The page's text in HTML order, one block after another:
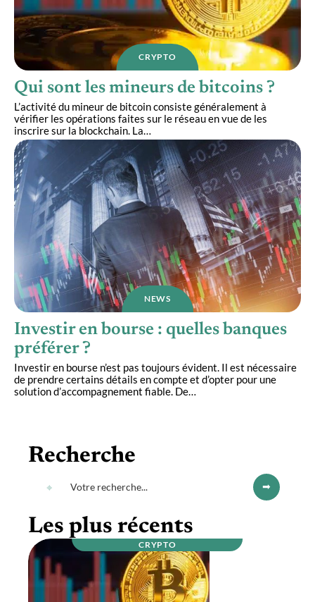
CRYPTO
Qui sont les mineurs de bitcoins ?
L’activité du mineur de bitcoin consiste généralement à
vérifier les opérations faites sur le réseau en vue de les
inscrire sur la blockchain. La…
NEWS
Investir en bourse : quelles banques
préférer ?
Investir en bourse n’est pas toujours évident. Il est nécessaire
de prendre certains détails en compte et d’opter pour une
solution d’accompagnement fiable. De…
Recherche
Les plus récents
CRYPTO